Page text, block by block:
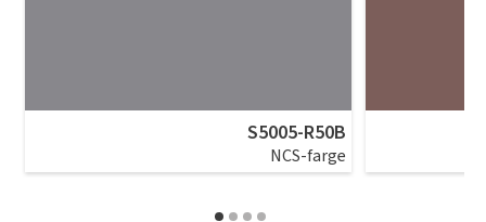
S5005-R50B
NCS-farge